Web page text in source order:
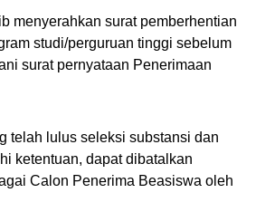
menyerahkan surat pemberhentian
studi/perguruan tinggi sebelum
surat pernyataan Penerimaan
telah lulus seleksi substansi dan
ketentuan, dapat dibatalkan
Calon Penerima Beasiswa oleh